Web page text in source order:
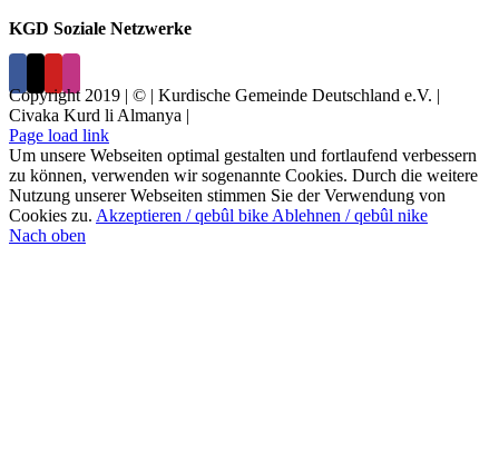
KGD Soziale Netzwerke
Copyright 2019 | © | Kurdische Gemeinde Deutschland e.V. |
Civaka Kurd li Almanya |
Page load link
Um unsere Webseiten optimal gestalten und fortlaufend verbessern
zu können, verwenden wir sogenannte Cookies. Durch die weitere
Nutzung unserer Webseiten stimmen Sie der Verwendung von
Cookies zu. Akzeptieren / qebûl bikeAblehnen / qebûl nike
Nach oben